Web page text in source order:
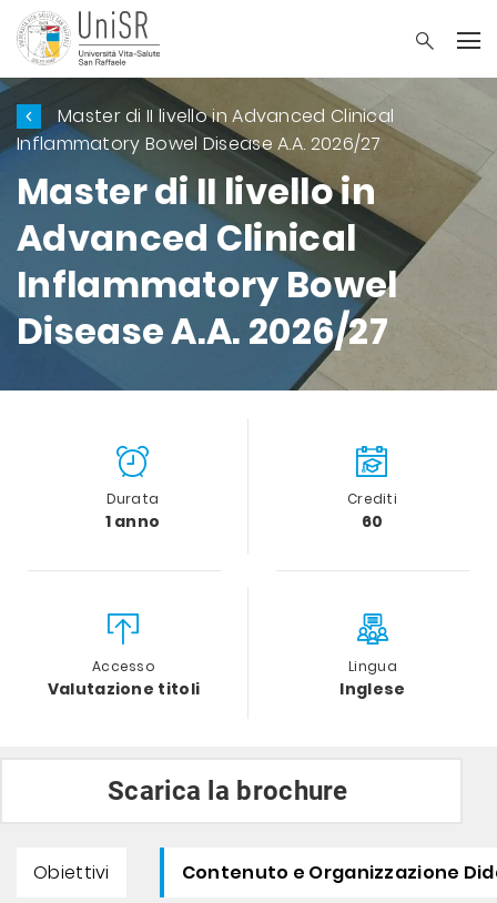
Master di II livello in Advanced Clinical
Inflammatory Bowel Disease A.A. 2026/27
Master di II livello in
Advanced Clinical
Inflammatory Bowel
Disease A.A. 2026/27
Durata
1 anno
Crediti
60
Accesso
Valutazione titoli
Lingua
Inglese
Scarica la brochure
Obiettivi Contenuto e Organizzazione